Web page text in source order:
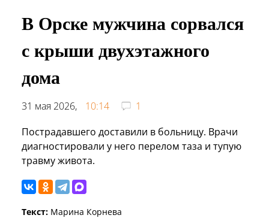
В Орске мужчина сорвался
с крыши двухэтажного
дома
31 мая 2026, 10:14
1
Пострадавшего доставили в больницу. Врачи
диагностировали у него перелом таза и тупую
травму живота.
Текст: Марина Корнева